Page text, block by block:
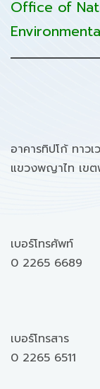
Office of
อาคารทิปโก้ ทาว
แขวงพญาไท เข
เบอร์โทรศัพท์
0 2265 6689
เบอร์โทรสาร
0 2265 6511